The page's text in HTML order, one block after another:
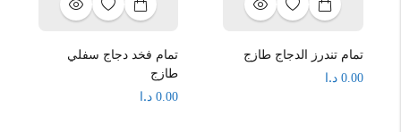
تمام تندرز الدجاج طازج
0.00 د.ا
تمام فخد دجاج سفلي
طازج
0.00 د.ا